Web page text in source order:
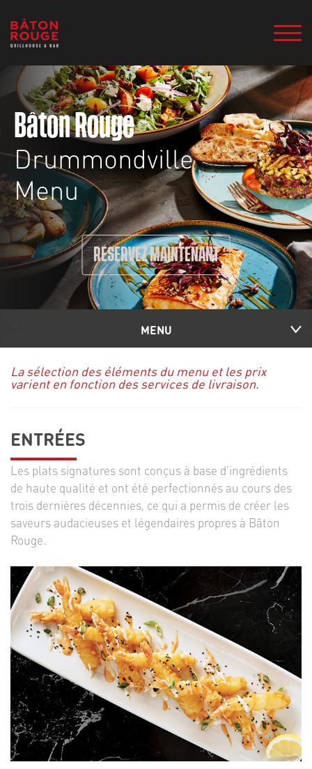
Bâton Rouge
Drummondville
Menu
RÉSERVEZ MAINTENANT
MENU
La sélection des éléments du menu et les prix
varient en fonction des services de livraison.
ENTRÉES
Les plats signatures sont conçus à base d'ingrédients
de haute qualité et ont été perfectionnés au cours des
trois dernières décennies, ce qui a permis de créer les
saveurs audacieuses et légendaires propres à Bâton
Rouge.